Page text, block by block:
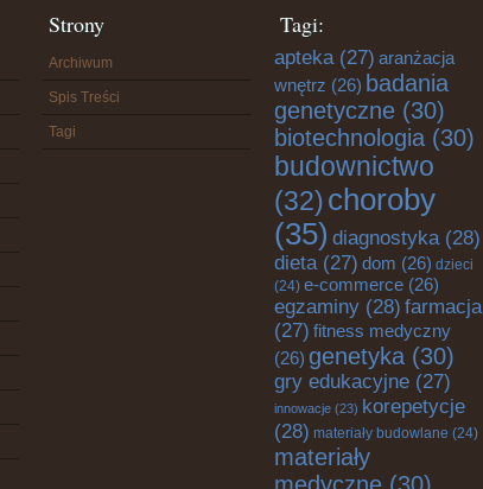
Strony
Archiwum
Spis Treści
Tagi
Tagi:
apteka(27) aranżacja
wnętrz (26) badania
genetyczne (30)
biotechnologia (30)
budownictwo
(32) choroby
(35) diagnostyka(28)
dieta(27) dom (26) dzieci
(24) e-commerce (26)
egzaminy (28) farmacja
(27) fitness medyczny
(26) genetyka (30)
gry edukacyjne (27)
innowacje (23) korepetycje
(28) materiały budowlane (24)
materiały